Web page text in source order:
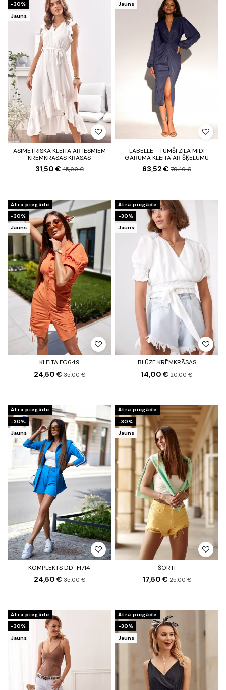
-30%
Jauns
ASIMETRISKA KLEITA AR IESMIEM
KRĒMKRĀSAS KRĀSAS
31,50 €45,00 €
Jauns
LABELLE - TUMŠI ZILA MIDI
GARUMA KLEITA AR ŠĶĒLUMU
63,52 € 79,40 €
Ātra piegāde
-30%
Jauns
KLEITA FG649
24,50 €35,00 €
Ātra piegāde
-30%
Jauns
BLŪZE KRĒMKRĀSAS
14,00 € 20,00 €
Ātra piegāde
-30%
Jauns
KOMPLEKTS DD_FI714
24,50 €35,00 €
Ātra piegāde
-30%
Jauns
ŠORTI
17,50 €25,00 €
Ātra piegāde
-30%
Jauns
Ātra piegāde
-30%
Jauns